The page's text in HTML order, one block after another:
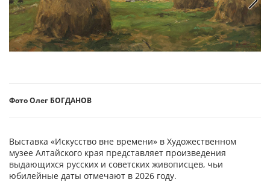
Фото Олег БОГДАНОВ
Выставка «Искусство вне времени» в Художественном
музее Алтайского края представляет произведения
выдающихся русских и советских живописцев, чьи
юбилейные даты отмечают в 2026 году.